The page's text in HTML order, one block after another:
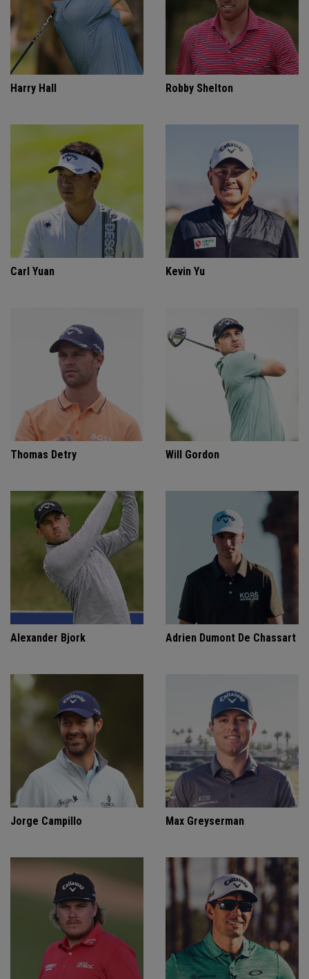
Harry Hall Robby Shelton
Carl Yuan Kevin Yu
Thomas Detry Will Gordon
Alexander Bjork Adrien Dumont De Chassart
Jorge Campillo Max Greyserman